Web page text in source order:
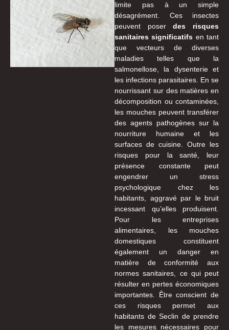
limite pas à un simple
désagrément. Ces insectes
peuvent poserdes risques
sanitaires significatifs en tant
que vecteurs de diverses
maladies telles que la
salmonellose, la dysenterie et
les infections parasitaires. En se
nourrissant sur des matières en
décomposition ou contaminées,
les mouches peuvent transférer
des agents pathogènes sur la
nourriture humaine et les
surfaces de cuisine. Outre les
risques pour la santé, leur
présence constante peut
engendrer un stress
psychologique chez les
habitants, aggravé par le bruit
incessant qu’elles produisent.
Pour les entreprises
alimentaires, les mouches
domestiques constituent
également un danger en
matière de conformité aux
normes sanitaires, ce qui peut
résulter en pertes économiques
importantes. Être conscient de
ces risques permet aux
habitants de Seclin de prendre
les mesures nécessaires pour